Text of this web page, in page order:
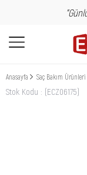
Anasayfa Saç Bakım Ürünleri
Stok Kodu (ECZ06175)